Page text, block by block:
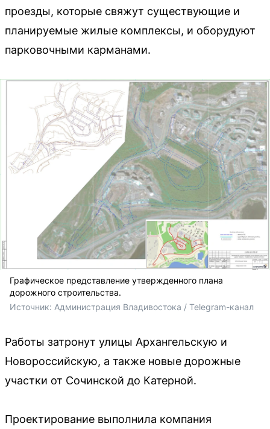
проезды, которые свяжут существующие и
планируемые жилые комплексы, и оборудуют
парковочными карманами.
Графическое представление утвержденного плана
дорожного строительства.
Источник: Администрация Владивостока / Telegram-канал
Работы затронут улицы Архангельскую и
Новороссийскую, а также новые дорожные
участки от Сочинской до Катерной.
Проектирование выполнила компания